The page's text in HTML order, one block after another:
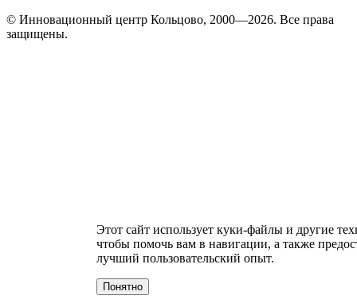
© Инновационный центр Кольцово, 2000—2026. Все права
защищены.
Этот сайт использует куки-файлы и другие
чтобы помочь вам в навигации, а также
лучший пользовательский опыт.
Понятно